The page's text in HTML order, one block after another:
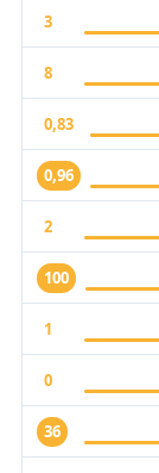
3
8
0,83
0,96
2
100
1
0
36